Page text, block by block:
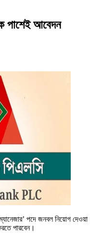
পাশেই আবেদন
পদে জনবল নিয়োগ দেওয়া
পারবেন।